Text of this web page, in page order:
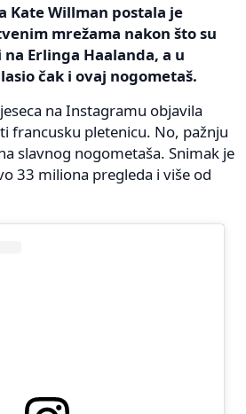
Kate Willman postala je
mrežama nakon što su
Erlinga Haalanda, a u
čak i ovaj nogometaš.
na Instagramu objavila
francusku pletenicu. No, pažnju
slavnog nogometaša. Snimak je
33 miliona pregleda i više od